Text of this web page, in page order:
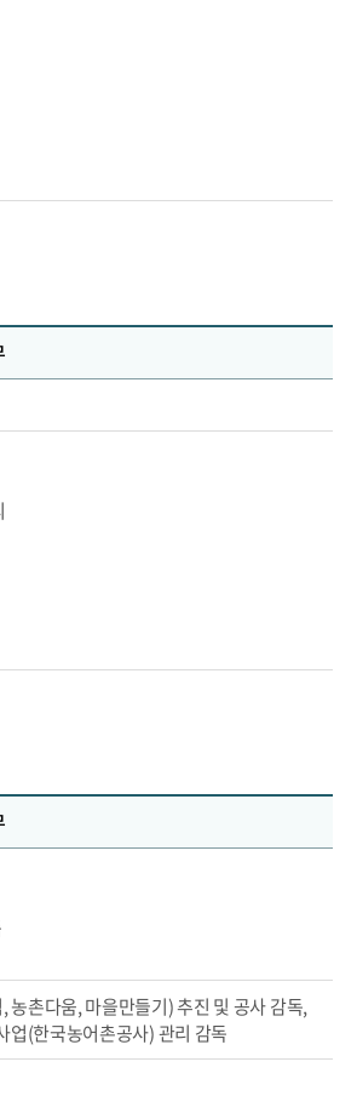
촌다움, 마을만들기) 추진 및 공사 감독,
업(한국농어촌공사) 관리 감독